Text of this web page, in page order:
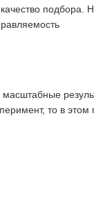
подбора.
то в этом